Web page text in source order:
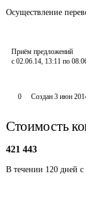
Осуществление
Приём предложений
с 02.06.14, 13:11 по
0 Создан 3 июн
Стоимость
421 443
В течении 120 дней